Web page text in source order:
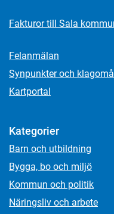
Fakturor till Sala
Felanmälan
Synpunkter och
Kartportal
Kategorier
Barn och utbildning
Bygga, bo och miljö
Kommun och politik
Näringsliv och arbete